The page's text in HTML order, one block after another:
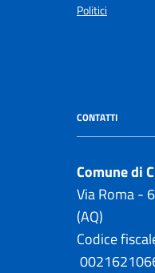
Politici
CONTATTI
Comune di
Via Roma -
(AQ)
Codice